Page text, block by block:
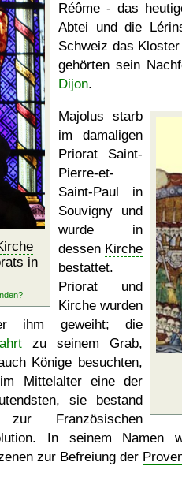
in
Réôme - das
Abtei und die
Schweiz das
gehörten sein
Dijon.
Majolus starb
im damaligen
Priorat Saint-
Pierre-et-
Saint-Paul in
Souvigny und
wurde in
dessen Kirche
bestattet.
Priorat und
Kirche wurden
ihm geweiht; die
zu seinem Grab,
Könige besuchten,
Mittelalter eine der
sie bestand
Französischen
In seinem Namen
zur Befreiung der